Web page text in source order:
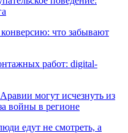
что забывают
работ: digital-
могут исчезнуть из
войны в регионе
едут не смотреть, а